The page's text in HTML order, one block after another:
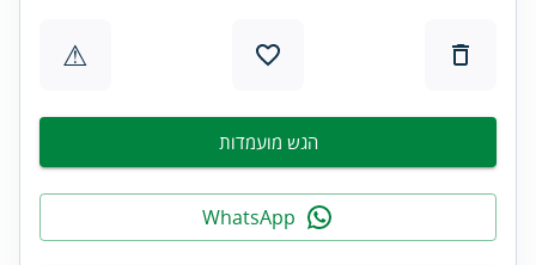
⚠
הגש מועמדות